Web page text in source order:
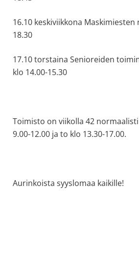
16.10 keskiviikkona Maskimiesten
18.30
17.10 torstaina Senioreiden
klo 14.00-15.30
Toimisto on viikolla 42
9.00-12.00 ja to klo 13.30-17.00.
Aurinkoista syyslomaa kaikille!